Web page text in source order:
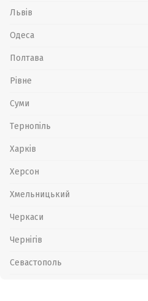
Львів
Одеса
Полтава
Рівне
Суми
Тернопіль
Харків
Херсон
Хмельницький
Черкаси
Чернігів
Севастополь